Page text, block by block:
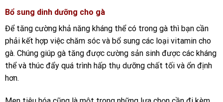
Bổ sung dinh dưỡng cho gà
Để tăng cường khả năng kháng thể có trong gà thì bạn cần
phải kết hợp việc chăm sóc và bổ sung các loại vitamin cho
gà. Chúng giúp gà tăng được cường sản sinh được các kháng
thể và thúc đẩy quá trình hấp thụ dưỡng chất tối và ổn định
hơn.